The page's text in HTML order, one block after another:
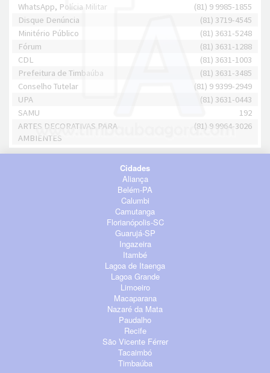
WhatsApp, Polícia Militar
(81) 9 9985-1855
Disque Denúncia
(81) 3719-4545
Minitério Público
(81) 3631-5248
Fórum
(81) 3631-1288
CDL
(81) 3631-1003
Prefeitura de Timbaúba
(81) 3631-3485
Conselho Tutelar
(81) 9 9399-2949
UPA
(81) 3631-0443
SAMU
192
ARTES DECORATIVAS PARA
AMBIENTES
(81) 9 9964-3026
Cidades
Aliança
Belém-PA
Calumbi
Camutanga
Florianópolis-SC
Guarujá-SP
Ingazeira
Itambé
Lagoa de Itaenga
Lagoa Grande
Limoeiro
Macaparana
Nazaré da Mata
Paudalho
Recife
São Vicente Férrer
Tacaimbó
Timbaúba